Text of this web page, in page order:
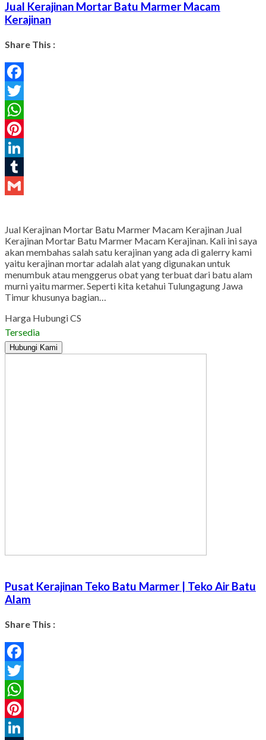
Jual Kerajinan Mortar Batu Marmer Macam
Kerajinan
Share This :
Facebook
Twitter
WhatsApp
Pinterest
LinkedIn
Tumblr
Jual Kerajinan Mortar Batu Marmer Macam Kerajinan Jual
Kerajinan Mortar Batu Marmer Macam Kerajinan. Kali ini saya
akan membahas salah satu kerajinan yang ada di galerry kami
yaitu kerajinan mortar adalah alat yang digunakan untuk
menumbuk atau menggerus obat yang terbuat dari batu alam
murni yaitu marmer. Seperti kita ketahui Tulungagung Jawa
Timur khusunya bagian…
Harga Hubungi CS
Tersedia
Hubungi Kami
Pusat Kerajinan Teko Batu Marmer | Teko Air Batu
Alam
Share This :
Facebook
Twitter
WhatsApp
Pinterest